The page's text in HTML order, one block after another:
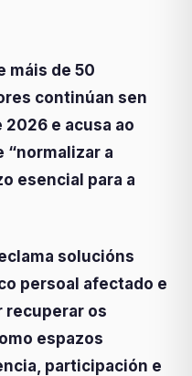
máis de 50
continúan sen
e acusa ao
“normalizar a
esencial para a
solucións
persoal afectado e
recuperar os
espazos
participación e